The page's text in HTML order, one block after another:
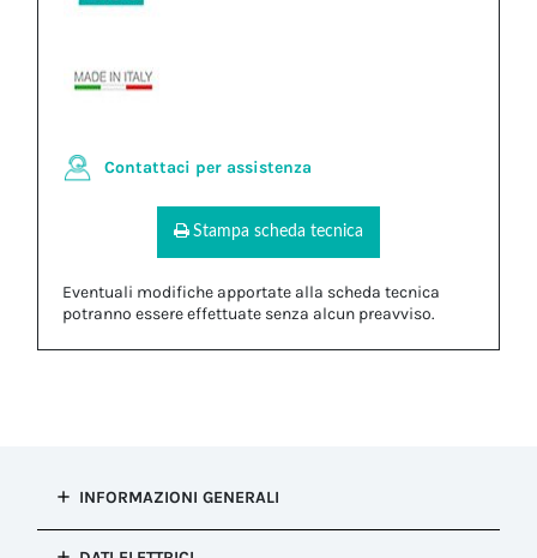
Contattaci per assistenza
Stampa scheda tecnica
Eventuali modifiche apportate alla scheda tecnica
potranno essere effettuate senza alcun preavviso.
INFORMAZIONI GENERALI